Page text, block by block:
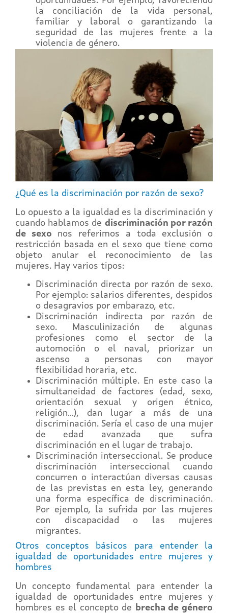
la conciliación de la vida personal,
familiar y laboral o garantizando la
seguridad de las mujeres frente a la
violencia de género.
¿Qué es la discriminación por razón de sexo?
Lo opuesto a la igualdad es la discriminación y
cuando hablamos de discriminación por razón
de sexo nos referimos a toda exclusión o
restricción basada en el sexo que tiene como
objeto anular el reconocimiento de las
mujeres. Hay varios tipos:
Discriminación directa por razón de sexo.
Por ejemplo: salarios diferentes, despidos
o desagravios por embarazo, etc.
Discriminación indirecta por razón de
sexo. Masculinización de algunas
profesiones como el sector de la
automoción o el naval, priorizar un
ascenso a personas con mayor
flexibilidad horaria, etc.
Discriminación múltiple. En este caso la
simultaneidad de factores (edad, sexo,
orientación sexual y origen étnico,
religión…), dan lugar a más de una
discriminación. Sería el caso de una mujer
de edad avanzada que sufra
discriminación en el lugar de trabajo.
Discriminación interseccional. Se produce
discriminación interseccional cuando
concurren o interactúan diversas causas
de las previstas en esta ley, generando
una forma específica de discriminación.
Por ejemplo, la sufrida por las mujeres
con discapacidad o las mujeres
migrantes.
Otros conceptos básicos para entender la
igualdad de oportunidades entre mujeres y
hombres
Un concepto fundamental para entender la
igualdad de oportunidades entre mujeres y
hombres es el concepto de brecha de género